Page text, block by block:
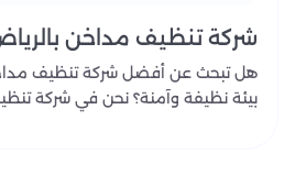
شركة تنظيف مداخن
هل تبحث عن أفضل شركة تنظيف
بيئة نظيفة وآمنة؟ نحن في شركة